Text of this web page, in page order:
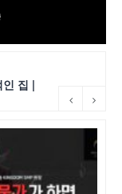
집 |